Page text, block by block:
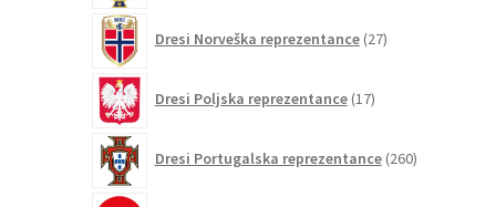
Dresi Norveška reprezentance 27izdelkov
Dresi Poljska reprezentance 17izdelkov
Dresi Portugalska reprezentance 260izdelkov